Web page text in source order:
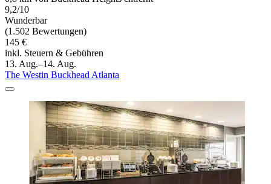
9,2/10
Wunderbar
(1.502 Bewertungen)
145 €
inkl. Steuern & Gebühren
13. Aug.–14. Aug.
The Westin Buckhead Atlanta